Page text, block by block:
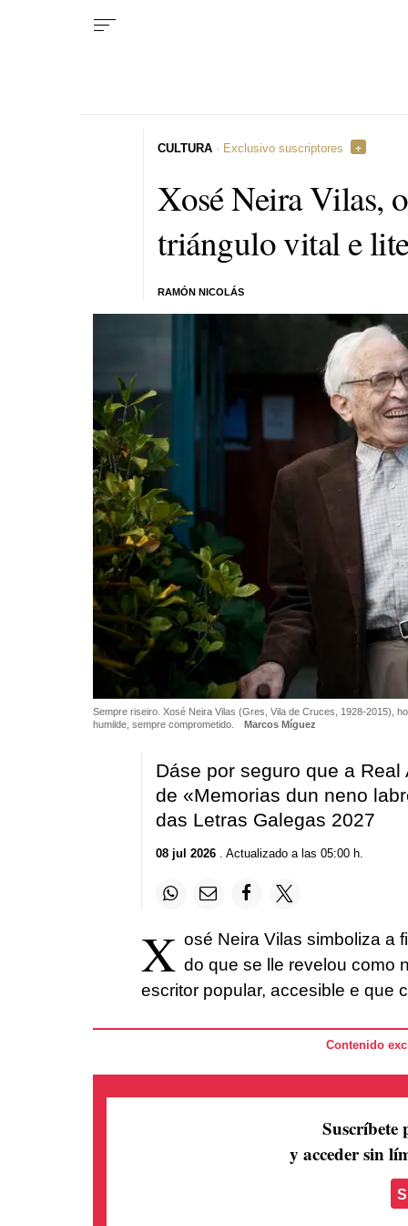
Xosé Neira Vilas,
triángulo vital e
RAMÓN NICOLÁS
CULTURA · Exclusivo suscriptores
Sempre riseiro. Xosé Neira Vilas (Gres, Vila de Cruces, 1928-2015),
humilde, sempre comprometido.
Marcos Míguez
Dáse por seguro que a
de «Memorias dun neno
das Letras Galegas 2027
08 jul 2026. Actualizado a las 05:00 h.
X osé Neira Vilas simboliza a
do que se lle revelou como
escritor popular, accesible e que
Contenido
Suscríbete
y acceder sin